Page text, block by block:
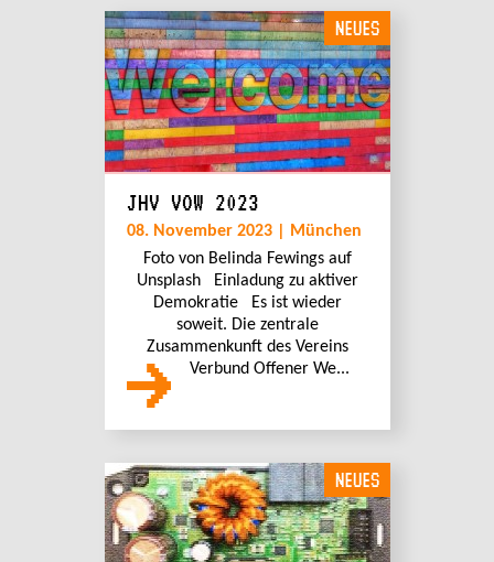
NEUES
JHV VOW 2023
08. November 2023 | München
Foto von Belinda Fewings auf
Unsplash Einladung zu aktiver
Demokratie Es ist wieder
soweit. Die zentrale
Zusammenkunft des Vereins
Verbund Offener We...
NEUES